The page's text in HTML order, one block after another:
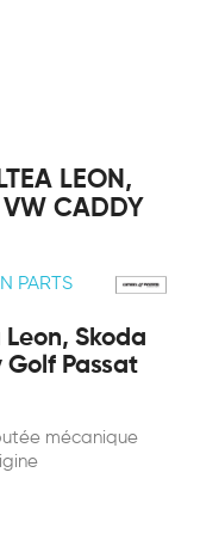
LEON,
VW CADDY
PARTS
Skoda
Passat
mécanique